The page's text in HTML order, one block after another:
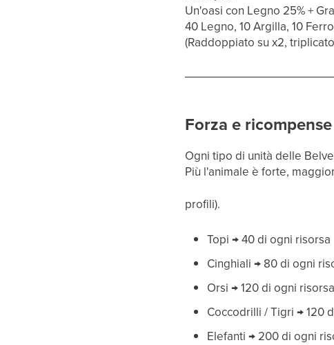
Un'oasi con Legno 25% +
40 Legno, 10 Argilla, 10
(Raddoppiato su x2,
Forza e
Ogni tipo di unità delle
Più l'animale è forte,
profili).
Topi → 40 di ogni risorsa
Cinghiali → 80 di ogni
Orsi → 120 di ogni risorsa
Coccodrilli / Tigri → 120
Elefanti → 200 di ogni